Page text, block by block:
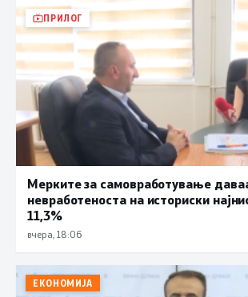
ПРИЛОГ
Мерките за самовработување
невработеноста на историски
11,3%
вчера, 18:06
ЕКОНОМИЈА